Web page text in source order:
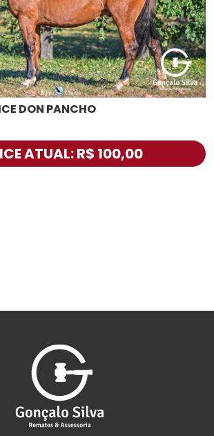
DON PANCHO
ATUAL: R$ 100,00